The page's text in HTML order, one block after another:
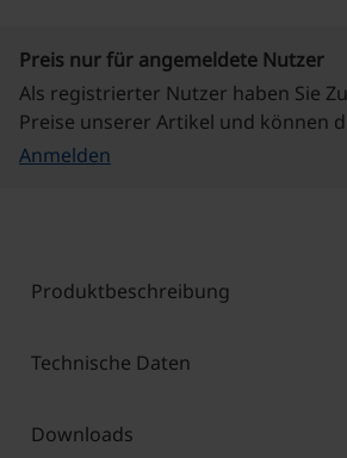
Preis nur für angemeldete Nutzer
Als registrierter Nutzer haben Sie
Preise unserer Artikel und können
Anmelden
Produktbeschreibung
Technische Daten
Downloads